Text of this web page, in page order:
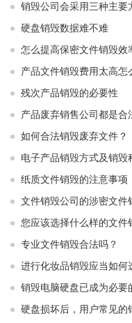
销毁公司会采用三种主要
硬盘销毁数据难不难
怎么提高保密文件销毁效
产品文件销毁费用太高怎
残次产品销毁的必要性
产品废弃销售公司都是合
如何合法销毁废弃文件？
电子产品销毁方式及销毁
纸质文件销毁的注意事项
文件销毁公司的涉密文件
您应该选择什么样的文件
专业文件销毁合法吗？
进行化妆品销毁应当如何
销毁电脑硬盘已成为必要
硬盘损坏后，用户常见的